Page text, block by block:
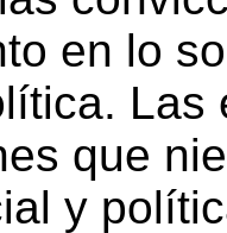
en lo
Las
que
y